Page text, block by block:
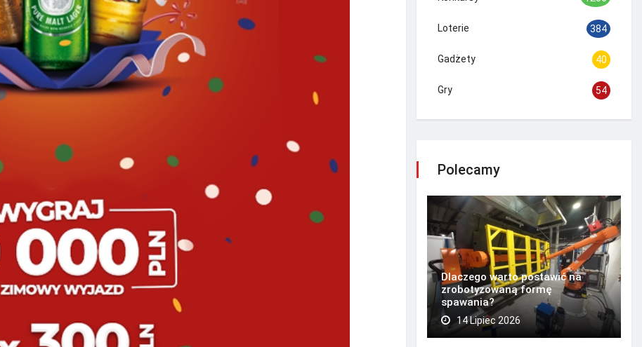
Loterie 384
Gadżety 40
Gry 54
Polecamy
Dlaczego warto postawić na
zrobotyzowaną formę
spawania?
14 Lipiec 2026